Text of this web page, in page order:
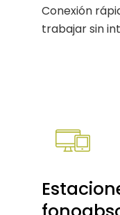
Conexión
trabajar sin